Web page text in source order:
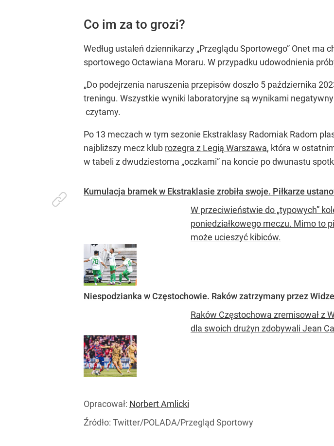
Co im za to grozi?
Według ustaleń dziennikarzy „Przeglądu Sportowego” Onet
sportowego Octawiana Moraru. W przypadku udowodnienia
„Do podejrzenia naruszenia przepisów doszło 5 października
treningu. Wszystkie wyniki laboratoryjne są wynikami
czytamy.
Po 13 meczach w tym sezonie Ekstraklasy Radomiak Radom
najbliższy mecz klub rozegra z Legią Warszawa, która w
w tabeli z dwudziestoma „oczkami” na koncie po dwunastu
Kumulacja bramek w Ekstraklasie zrobiła swoje. Piłkarze
W przeciwieństwie do „typowych”
poniedziałkowego meczu. Mimo to
może ucieszyć kibiców.
Niespodzianka w Częstochowie. Raków zatrzymany przez
Raków Częstochowa zremisował z
dla swoich drużyn zdobywali Jean
Opracował: Norbert Amlicki
Źródło: Twitter/POLADA/Przegląd Sportowy